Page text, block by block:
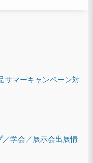
サマーキャンペーン対
学会／展示会出展情